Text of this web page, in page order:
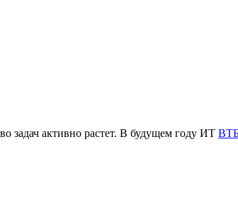
задач активно растет. В будущем году ИТ